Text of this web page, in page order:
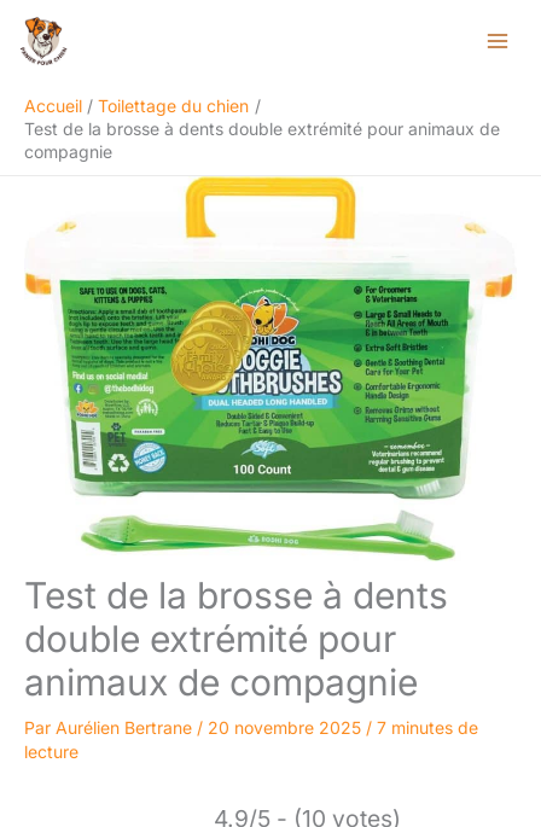
Aller
Accueil
Toilettage du chien
Test de la brosse à dents double extrémité pour animaux de
compagnie
Test de la brosse à dents
double extrémité pour
animaux de compagnie
Par Aurélien Bertrane / 20 novembre 2025 / 7 minutes de
lecture
4.9/5 - (10 votes)
Rechercher